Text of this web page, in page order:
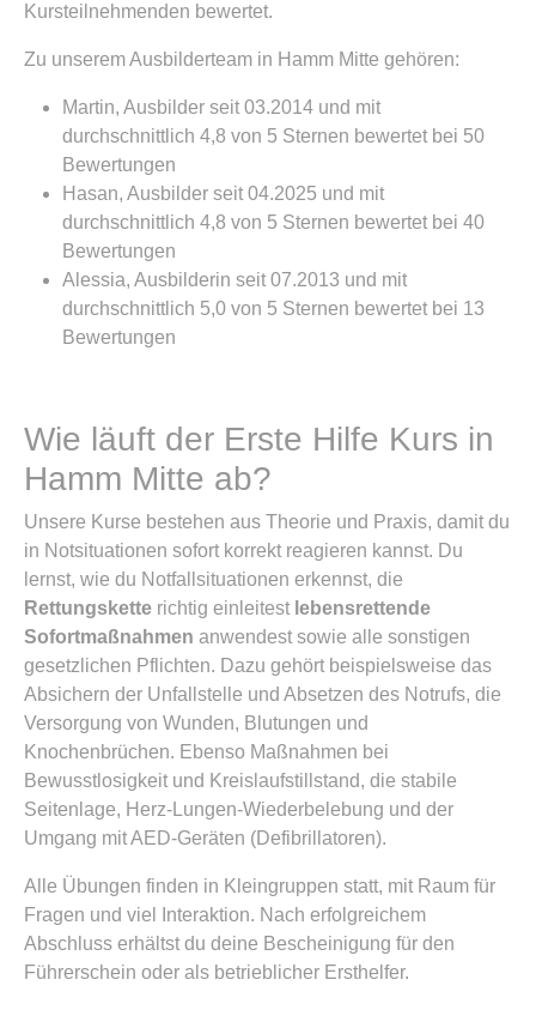
Kursteilnehmenden bewertet.
Zu unserem Ausbilderteam in Hamm Mitte gehören:
Martin, Ausbilder seit 03.2014 und mit
durchschnittlich 4,8 von 5 Sternen bewertet bei 50
Bewertungen
Hasan, Ausbilder seit 04.2025 und mit
durchschnittlich 4,8 von 5 Sternen bewertet bei 40
Bewertungen
Alessia, Ausbilderin seit 07.2013 und mit
durchschnittlich 5,0 von 5 Sternen bewertet bei 13
Bewertungen
Wie läuft der Erste Hilfe Kurs in
Hamm Mitte ab?
Unsere Kurse bestehen aus Theorie und Praxis, damit du
in Notsituationen sofort korrekt reagieren kannst. Du
lernst, wie du Notfallsituationen erkennst, die
Rettungskette richtig einleitest lebensrettende
Sofortmaßnahmen anwendest sowie alle sonstigen
gesetzlichen Pflichten. Dazu gehört beispielsweise das
Absichern der Unfallstelle und Absetzen des Notrufs, die
Versorgung von Wunden, Blutungen und
Knochenbrüchen. Ebenso Maßnahmen bei
Bewusstlosigkeit und Kreislaufstillstand, die stabile
Seitenlage, Herz-Lungen-Wiederbelebung und der
Umgang mit AED-Geräten (Defibrillatoren).
Alle Übungen finden in Kleingruppen statt, mit Raum für
Fragen und viel Interaktion. Nach erfolgreichem
Abschluss erhältst du deine Bescheinigung für den
Führerschein oder als betrieblicher Ersthelfer.